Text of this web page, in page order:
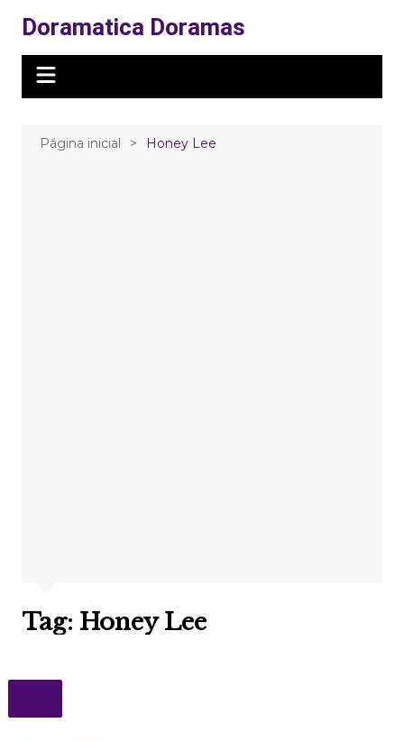
para
conteúdo
Doramatica Doramas
Página inicial Honey Lee
Tag: Honey Lee